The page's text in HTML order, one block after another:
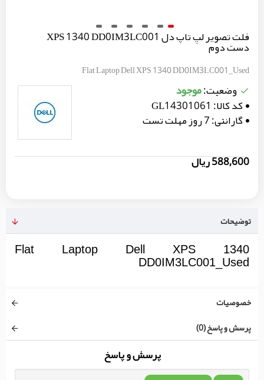
فلت تصویر لپ تاپ دل XPS 1340 DD0IM3LC001
دست دوم
Flat Laptop Dell XPS 1340 DD0IM3LC001_Used
وضعیت:موجود
کد کالا: GL14301061
گارانتی:7 روز مهلت تست
588,600 ریال
توضیحات
Flat Laptop Dell XPS 1340
DD0IM3LC001_Used
خصوصیات
پرسش و پاسخ (0)
پرسش و پاسخ